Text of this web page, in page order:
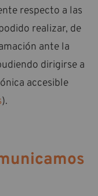
respecto a las
realizar, de
ante la
dirigirse a
accesible
).